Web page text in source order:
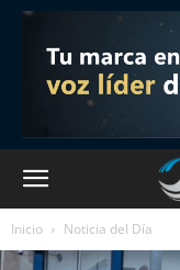
Inicio Noticia del Día